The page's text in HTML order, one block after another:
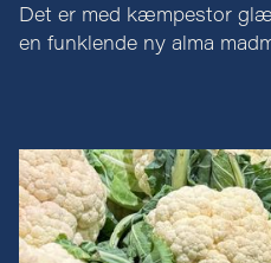
Det er med kæmpestor
en funklende ny alma